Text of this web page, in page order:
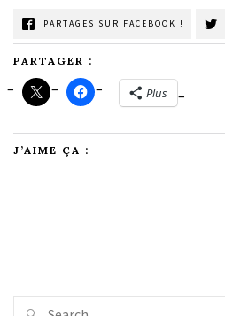
PARTAGES SUR FACEBOOK !
PARTAGER :
Plus
J’AIME ÇA :